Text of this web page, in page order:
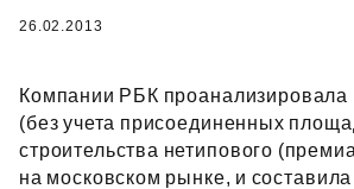
26.02.2013
Компании РБК проанализировала
(без учета присоединенных
строительства нетипового
на московском рынке, и составила